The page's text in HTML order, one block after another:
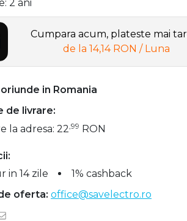
Cumpara acum, plateste mai
de la 14,14 RON / Luna
in Romania
de livrare:
la adresa: 22,99 RON
2 ani
in 14 zile
1% cashback
oferta: office@savelectro.ro